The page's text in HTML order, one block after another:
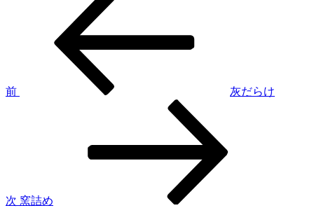
ゲ
前
灰だらけ
次 窯詰め